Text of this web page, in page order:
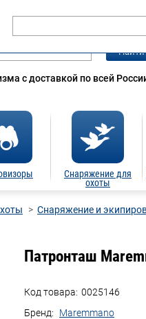
Найти
с доставкой по всей
Снаряжение для
охоты
Снаряжение и
Патронташ
Код товара: 0025146
Бренд:
Maremmano